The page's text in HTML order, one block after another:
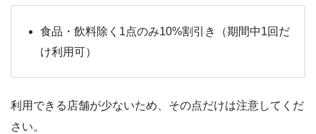
食品・飲料除く1点のみ10%割引き（期間中1回だ
け利用可）
利用できる店舗が少ないため、その点だけは注意してくだ
さい。